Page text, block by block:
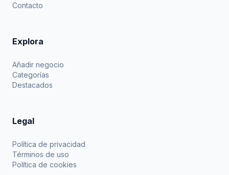
Contacto
Explora
Añadir negocio
Categorías
Destacados
Legal
Política de privacidad
Términos de uso
Política de cookies